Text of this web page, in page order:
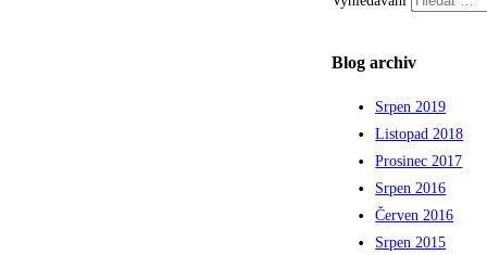
Blog archiv
Srpen 2019
Listopad 2018
Prosinec 2017
Srpen 2016
Červen 2016
Srpen 2015